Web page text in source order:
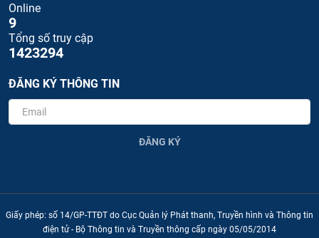
Online
9
Tổng số truy cập
1423294
ĐĂNG KÝ THÔNG TIN
ĐĂNG KÝ
Giấy phép: số 14/GP-TTĐT do Cục Quản lý Phát thanh, Truyền hình và Thông tin
điện tử - Bộ Thông tin và Truyền thông cấp ngày 05/05/2014